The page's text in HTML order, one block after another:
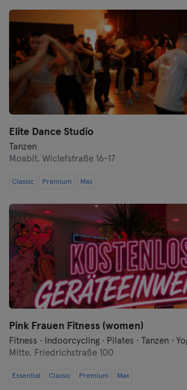
Elite Dance Studio
Tanzen
Moabit, Wiclefstraße 16-17
Classic Premium Max
Pink Frauen Fitness (women)
Fitness · Indoorcycling · Pilates · Tanzen ·
Mitte, Friedrichstraße 100
Essential Classic Premium Max
Cottbus
Darmstadt
Dortmund
Dresden
Essen
Flensburg
Frankfurt
Frankfurt an der Oder
Freiburg